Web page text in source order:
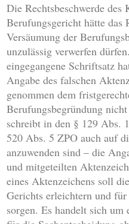
Die Rechtsbeschwerde
Berufungsgericht hätte das
Versäumung der
unzulässig verwerfen
eingegangene Schriftsatz
Angabe des falschen
genommen dem
Berufungsbegründung
schreibt in den § 129 Abs.
520 Abs. 5 ZPO auch auf
anzuwenden sind – die
und mitgeteilten
eines Aktenzeichens soll
Gerichts erleichtern und
sorgen. Es handelt sich um